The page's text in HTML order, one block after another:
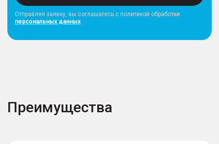
Отправляя заявку, вы соглашатесь с политикой обработки
персональных данных
Преимущества